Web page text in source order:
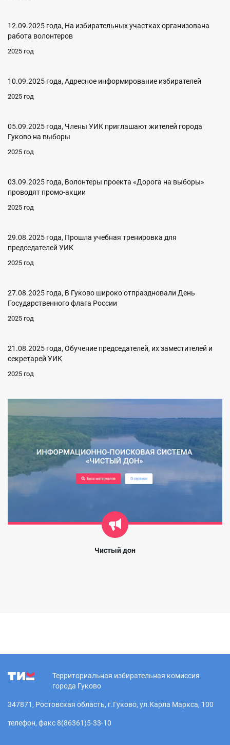
12.09.2025 года, На избирательных участках организована
работа волонтеров
2025 год
10.09.2025 года, Адресное информирование избирателей
2025 год
05.09.2025 года, Члены УИК приглашают жителей города
Гуково на выборы
2025 год
03.09.2025 года, Волонтеры проекта «Дорога на выборы»
проводят промо-акции
2025 год
29.08.2025 года, Прошла учебная тренировка для
председателей УИК
2025 год
27.08.2025 года, В Гуково широко отпраздновали День
Государственного флага России
2025 год
21.08.2025 года, Обучение председателей, их заместителей и
секретарей УИК
2025 год
Чистый дон
Территориальная избирательная комиссия
города Гуково
347871, Ростовская область, г.Гуково, ул.Карла Маркса, 100
телефон, факс 8(86361)5-33-10